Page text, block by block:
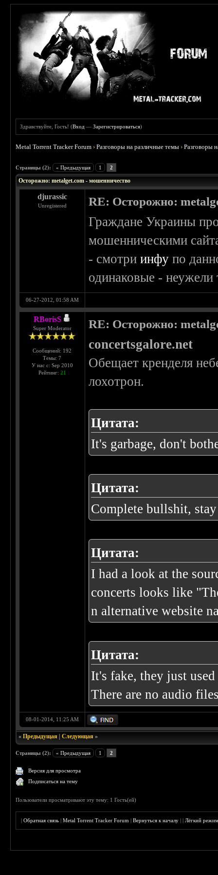
Здравствуйте, Гость! (Вход —Зарегистрироваться)
Metal Torrent Tracker Forum ›Разговоры на различные темы ›Разговоры
Страницы (2): « Предыдущая 1 2
Осторожно: metalget.com - мошенничество
djurassic
Unregistered RE: Осторожно:
Граждане Украины
мошенническими
- смотриинфу по
одинаковые - неужели
06-27-2012, 01:58 AM
RBorisS
Super Moderator
Сообщений: 192
Темы: 7
У нас с: Sep 2010
Рейтинг: 21
RE: Осторожно:
concertsgalore.net
Обещает кренделя
лохотрон.
Цитата:
It's garbage, don't
Цитата:
Complete bullshit,
Цитата:
I had a look at the
concerts looks like
n alternative website
Цитата:
It's fake, they just
There are no audio
08-01-2014, 11:25 AM
«Предыдущая |Следующая »
Страницы (2): « Предыдущая 1 2
Версия для просмотра
Подписаться на тему
Пользователи просматривают эту тему: 1 Гость(ей)
|Обратная связь |Metal Torrent Tracker Forum |Вернуться к началу ||Лёгкий